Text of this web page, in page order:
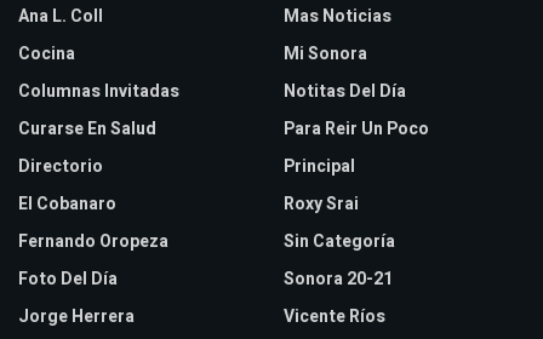
Ana L. Coll
Cocina
Columnas Invitadas
Curarse En Salud
Directorio
El Cobanaro
Fernando Oropeza
Foto Del Día
Jorge Herrera
Mas Noticias
Mi Sonora
Notitas Del Día
Para Reir Un Poco
Principal
Roxy Srai
Sin Categoría
Sonora 20-21
Vicente Ríos